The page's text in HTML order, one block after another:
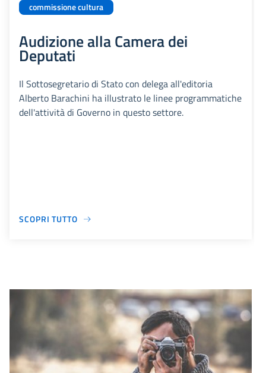
commissione cultura
Audizione alla Camera dei
Deputati
Il Sottosegretario di Stato con delega all'editoria
Alberto Barachini ha illustrato le linee programmatiche
dell'attività di Governo in questo settore.
SCOPRI TUTTO